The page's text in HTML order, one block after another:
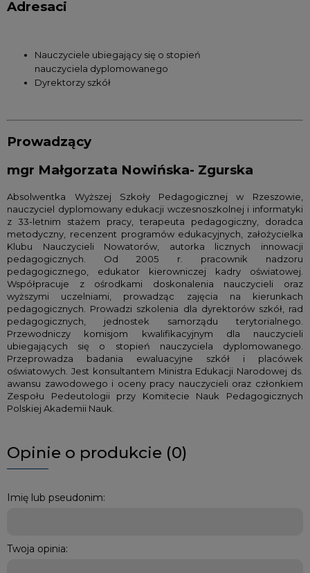
Adresaci
Nauczyciele ubiegający się o stopień
nauczyciela dyplomowanego
Dyrektorzy szkół
Prowadzący
mgr Małgorzata Nowińska- Zgurska
Absolwentka Wyższej Szkoły Pedagogicznej w Rzeszowie,
nauczyciel dyplomowany edukacji wczesnoszkolnej i informatyki
z 33-letnim stażem pracy, terapeuta pedagogiczny, doradca
metodyczny, recenzent programów edukacyjnych, założycielka
Klubu Nauczycieli Nowatorów, autorka licznych innowacji
pedagogicznych. Od 2005 r. pracownik nadzoru
pedagogicznego, edukator kierowniczej kadry oświatowej.
Współpracuje z ośrodkami doskonalenia nauczycieli oraz
wyższymi uczelniami, prowadząc zajęcia na kierunkach
pedagogicznych. Prowadzi szkolenia dla dyrektorów szkół, rad
pedagogicznych, jednostek samorządu terytorialnego.
Przewodniczy komisjom kwalifikacyjnym dla nauczycieli
ubiegających się o stopień nauczyciela dyplomowanego.
Przeprowadza badania ewaluacyjne szkół i placówek
oświatowych. Jest konsultantem Ministra Edukacji Narodowej ds.
awansu zawodowego i oceny pracy nauczycieli oraz członkiem
Zespołu Pedeutologii przy Komitecie Nauk Pedagogicznych
Polskiej Akademii Nauk.
Opinie o produkcie (0)
Imię lub pseudonim:
Twoja opinia: